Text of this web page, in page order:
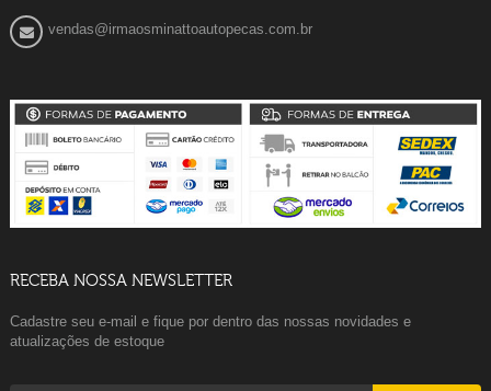
vendas@irmaosminattoautopecas.com.br
RECEBA NOSSA NEWSLETTER
Cadastre seu e-mail e fique por dentro das nossas novidades e
atualizações de estoque